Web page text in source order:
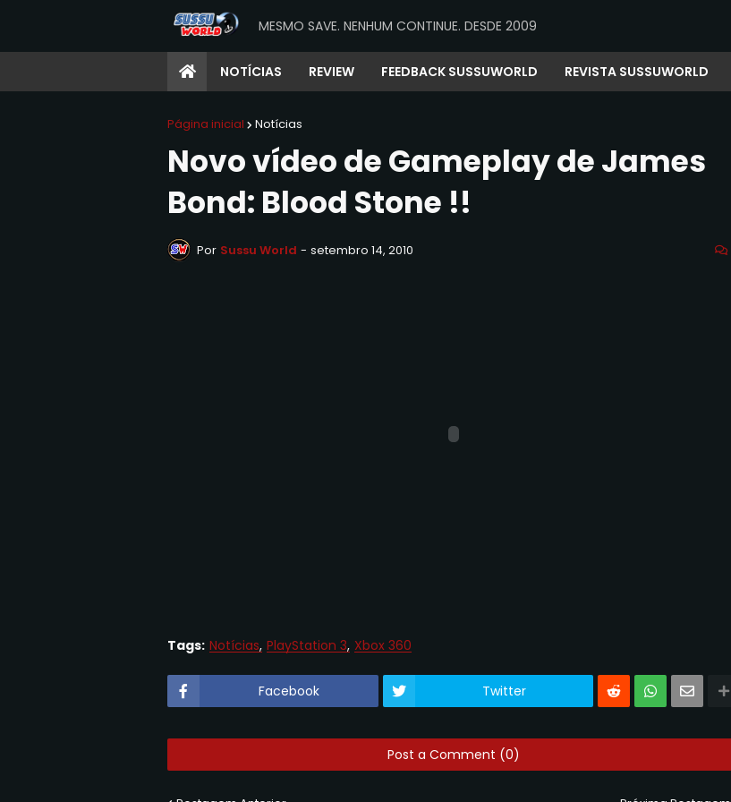
MESMO SAVE. NENHUM CONTINUE. DESDE 2009
NOTÍCIAS REVIEW FEEDBACK SUSSUWORLD REVISTA SUSSUWORLD
Página inicial Notícias
Novo vídeo de Gameplay de James
Bond: Blood Stone !!
Por Sussu World - setembro 14, 2010
Tags: Notícias PlayStation 3 Xbox 360
Facebook Twitter
Post a Comment (0)